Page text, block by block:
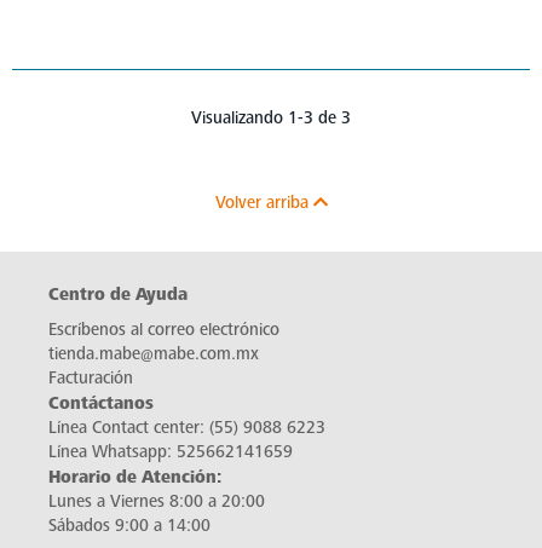
Visualizando 1-3 de 3
Volver arriba
Centro de Ayuda
Escríbenos al correo electrónico
tienda.mabe@mabe.com.mx
Facturación
Contáctanos
Línea Contact center: (55) 9088 6223
Línea Whatsapp: 525662141659
Horario de Atención:
Lunes a Viernes 8:00 a 20:00
Sábados 9:00 a 14:00